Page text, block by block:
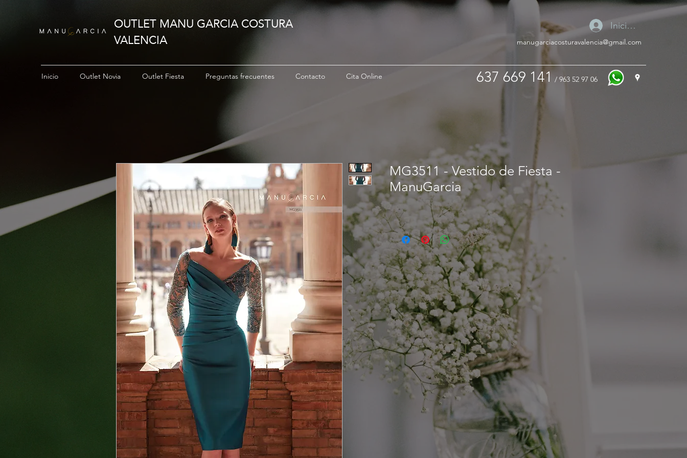
OUTLET MANU GARCIA COSTURA
VALENCIA
Iniciar sesión
manugarciacosturavalencia@gmail.com
Inicio Outlet Novia Outlet Fiesta Preguntas frecuentes Contacto Cita Online 637 669 141 / 963 52 97 06
MG3511 - Vestido de Fiesta -
ManuGarcia